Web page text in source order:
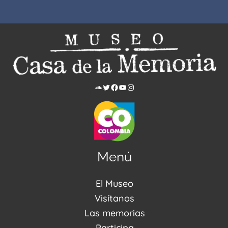
Menú
El Museo
Acerca de nosotros
Noticias
PQRSDF
Visítanos
Visítanos
Reserva tus espacios
Las memorias